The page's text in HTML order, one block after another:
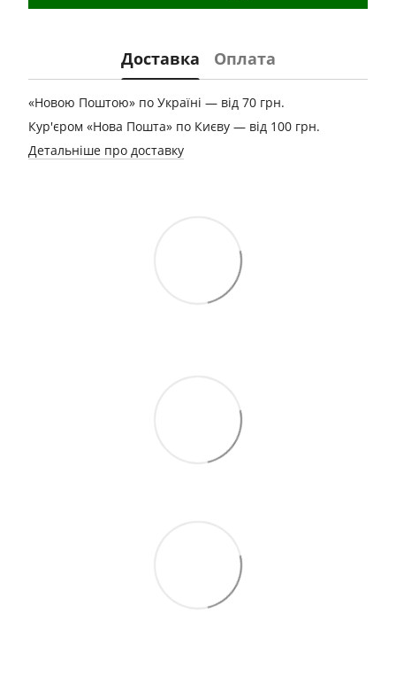
Доставка Оплата
«Новою Поштою» по Україні — від 70 грн.
Кур'єром «Нова Пошта» по Києву — від 100 грн.
Детальніше про доставку